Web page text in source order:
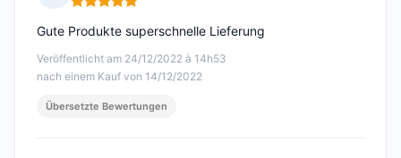
Hinweis: 5 von 5
Veröffentlicht am 24/12/2022 à 14h53
nach einem Kauf von 14/12/2022
Gute Produkte superschnelle Lieferung
Übersetzte Bewertungen